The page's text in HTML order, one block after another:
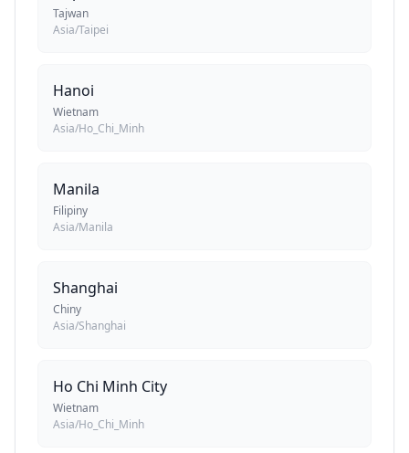
Tajwan
Asia/Taipei
Hanoi
Wietnam
Asia/Ho_Chi_Minh
Manila
Filipiny
Asia/Manila
Shanghai
Chiny
Asia/Shanghai
Ho Chi Minh City
Wietnam
Asia/Ho_Chi_Minh